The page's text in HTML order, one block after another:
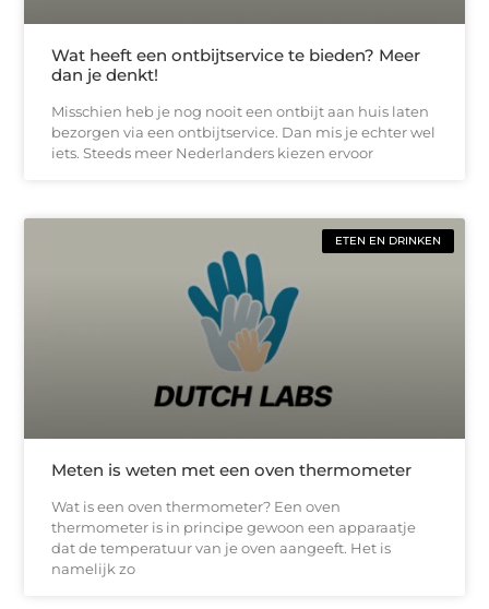
Wat heeft een ontbijtservice te bieden? Meer
dan je denkt!
Misschien heb je nog nooit een ontbijt aan huis laten
bezorgen via een ontbijtservice. Dan mis je echter wel
iets. Steeds meer Nederlanders kiezen ervoor
ETEN EN DRINKEN
Meten is weten met een oven thermometer
Wat is een oven thermometer? Een oven
thermometer is in principe gewoon een apparaatje
dat de temperatuur van je oven aangeeft. Het is
namelijk zo